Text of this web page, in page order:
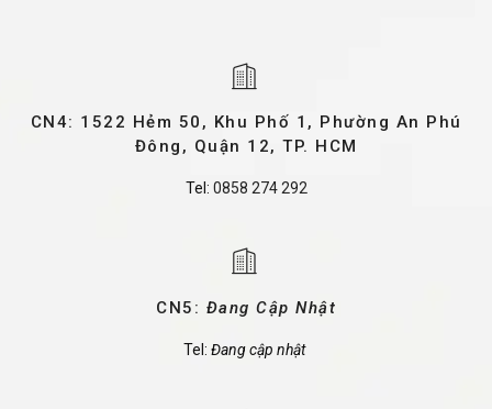
CN4: 1522 Hẻm 50, Khu Phố 1, Phường An Phú
Đông, Quận 12, TP. HCM
Tel: 0858 274 292
CN5: Đang Cập Nhật
Tel: Đang cập nhật